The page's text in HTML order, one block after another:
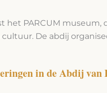
het PARCUM
De abdij
in de Abdij van